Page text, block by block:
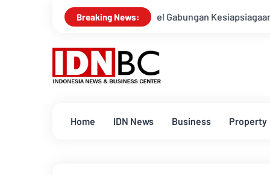
Breaking News:
Apel Gabungan Kesiapsiagaan Untuk
Home IDN News Business Property